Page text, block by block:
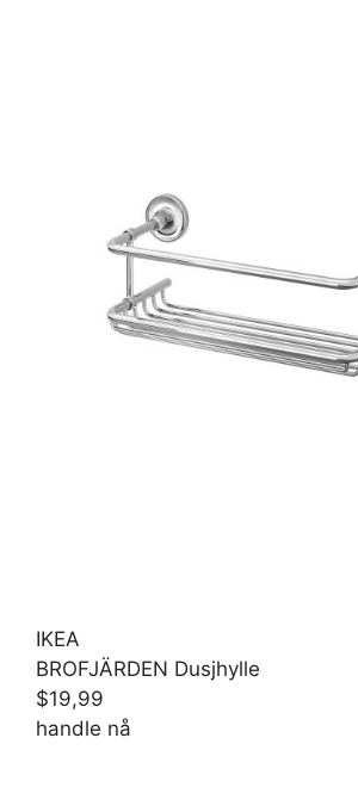
IKEA
BROFJÄRDEN Dusjhylle
$19,99
handle nå